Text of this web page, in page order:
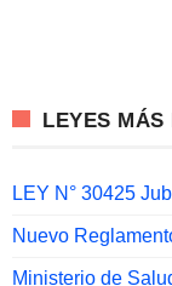
LEYES MÁS
LEY N° 30425
Nuevo
Ministerio de